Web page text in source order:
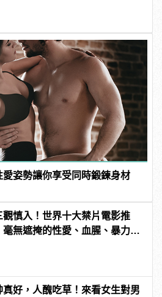
姿勢讓你享受同時鍛鍊身材
觀慎入！世界十大禁片電影推
毫無遮掩的性愛、血腥、暴力、
真好，人醜吃草！來看女生對男